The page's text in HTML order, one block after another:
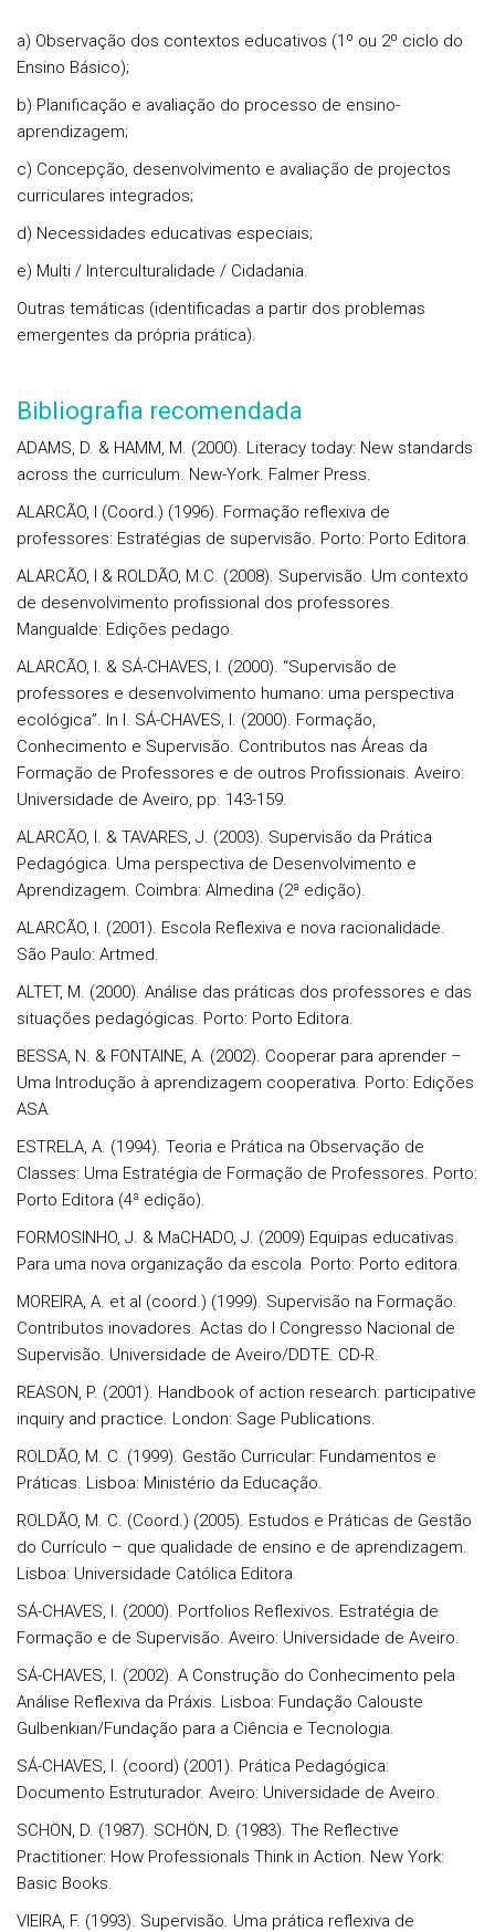
a) Observação dos contextos educativos (1º ou 2º ciclo do
Ensino Básico);
b) Planificação e avaliação do processo de ensino-
aprendizagem;
c) Concepção, desenvolvimento e avaliação de projectos
curriculares integrados;
d) Necessidades educativas especiais;
e) Multi / Interculturalidade / Cidadania.
Outras temáticas (identificadas a partir dos problemas
emergentes da própria prática).
Bibliografia recomendada
ADAMS, D. & HAMM, M. (2000). Literacy today: New standards
across the curriculum. New-York. Falmer Press.
ALARCÃO, I (Coord.) (1996). Formação reflexiva de
professores: Estratégias de supervisão. Porto: Porto Editora.
ALARCÃO, I & ROLDÃO, M.C. (2008). Supervisão. Um contexto
de desenvolvimento profissional dos professores.
Mangualde: Edições pedago.
ALARCÃO, I. & SÁ-CHAVES, I. (2000). “Supervisão de
professores e desenvolvimento humano: uma perspectiva
ecológica”. In I. SÁ-CHAVES, I. (2000). Formação,
Conhecimento e Supervisão. Contributos nas Áreas da
Formação de Professores e de outros Profissionais. Aveiro:
Universidade de Aveiro, pp. 143-159.
ALARCÃO, I. & TAVARES, J. (2003). Supervisão da Prática
Pedagógica. Uma perspectiva de Desenvolvimento e
Aprendizagem. Coimbra: Almedina (2ª edição).
ALARCÃO, I. (2001). Escola Reflexiva e nova racionalidade.
São Paulo: Artmed.
ALTET, M. (2000). Análise das práticas dos professores e das
situações pedagógicas. Porto: Porto Editora.
BESSA, N. & FONTAINE, A. (2002). Cooperar para aprender –
Uma Introdução à aprendizagem cooperativa. Porto: Edições
ASA.
ESTRELA, A. (1994). Teoria e Prática na Observação de
Classes: Uma Estratégia de Formação de Professores. Porto:
Porto Editora (4ª edição).
FORMOSINHO, J. & MaCHADO, J. (2009) Equipas educativas.
Para uma nova organização da escola. Porto: Porto editora.
MOREIRA, A. et al (coord.) (1999). Supervisão na Formação.
Contributos inovadores. Actas do I Congresso Nacional de
Supervisão. Universidade de Aveiro/DDTE. CD-R.
REASON, P. (2001). Handbook of action research: participative
inquiry and practice. London: Sage Publications.
ROLDÃO, M. C. (1999). Gestão Curricular: Fundamentos e
Práticas. Lisboa: Ministério da Educação.
ROLDÃO, M. C. (Coord.) (2005). Estudos e Práticas de Gestão
do Currículo – que qualidade de ensino e de aprendizagem.
Lisboa: Universidade Católica Editora.
SÁ-CHAVES, I. (2000). Portfolios Reflexivos. Estratégia de
Formação e de Supervisão. Aveiro: Universidade de Aveiro.
SÁ-CHAVES, I. (2002). A Construção do Conhecimento pela
Análise Reflexiva da Práxis. Lisboa: Fundação Calouste
Gulbenkian/Fundação para a Ciência e Tecnologia.
SÁ-CHAVES, I. (coord) (2001). Prática Pedagógica:
Documento Estruturador. Aveiro: Universidade de Aveiro.
SCHÖN, D. (1987). SCHÖN, D. (1983). The Reflective
Practitioner: How Professionals Think in Action. New York:
Basic Books.
VIEIRA, F. (1993). Supervisão. Uma prática reflexiva de